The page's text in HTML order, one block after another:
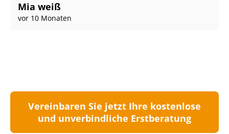
Mia weiß
vor 10 Monaten
Vereinbaren Sie jetzt Ihre kostenlose
und unverbindliche Erstberatung